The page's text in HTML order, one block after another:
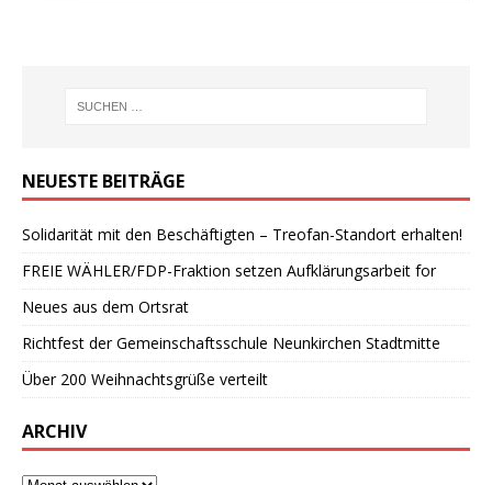
NEUESTE BEITRÄGE
Solidarität mit den Beschäftigten – Treofan-Standort erhalten!
FREIE WÄHLER/FDP-Fraktion setzen Aufklärungsarbeit for
Neues aus dem Ortsrat
Richtfest der Gemeinschaftsschule Neunkirchen Stadtmitte
Über 200 Weihnachtsgrüße verteilt
ARCHIV